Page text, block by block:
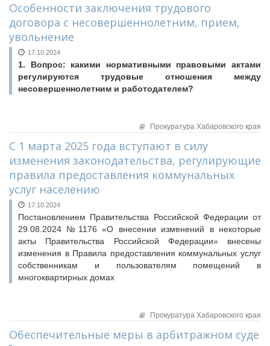
Особенности заключения трудового
договора с несовершеннолетним, прием,
увольнение
17.10.2024
1. Вопрос: какими нормативными правовыми актами
регулируются трудовые отношения между
несовершеннолетним и работодателем?
Прокуратура Хабаровского края
С 1 марта 2025 года вступают в силу
изменения законодательства, регулирующие
правила предоставления коммунальных
услуг населению
17.10.2024
Постановлением Правительства Российской Федерации от
29.08.2024 №1176 «О внесении изменений в некоторые
акты Правительства Российской Федерации» внесены
изменения в Правила предоставления коммунальных услуг
собственникам и пользователям помещений в
многоквартирных домах
Прокуратура Хабаровского края
Обеспечительные меры в арбитражном суде